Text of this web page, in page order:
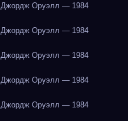
Джордж Оруэлл — 1984
Джордж Оруэлл — 1984
Джордж Оруэлл — 1984
Джордж Оруэлл — 1984
Джордж Оруэлл — 1984